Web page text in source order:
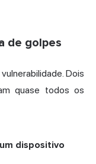
de golpes
Dois
quase todos os
dispositivo